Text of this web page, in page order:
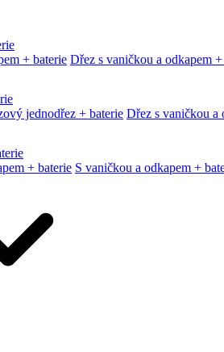
+ baterie Dřez s vaničkou a odkapem
jednodřez + baterie Dřez s vaničkou a
+ baterie S vaničkou a odkapem +